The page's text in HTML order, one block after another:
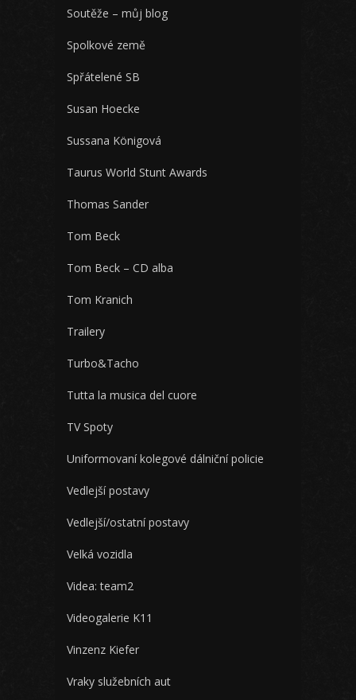
Soutěže – můj blog
Spolkové země
Spřátelené SB
Susan Hoecke
Sussana Königová
Taurus World Stunt Awards
Thomas Sander
Tom Beck
Tom Beck – CD alba
Tom Kranich
Trailery
Turbo&Tacho
Tutta la musica del cuore
TV Spoty
Uniformovaní kolegové dálniční policie
Vedlejší postavy
Vedlejší/ostatní postavy
Velká vozidla
Videa: team2
Videogalerie K11
Vinzenz Kiefer
Vraky služebních aut